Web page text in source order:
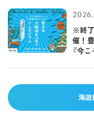
※終
催！
『今
海遊